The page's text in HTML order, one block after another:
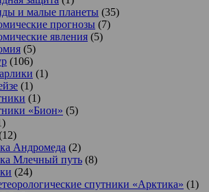
и малые планеты (35)
прогнозы (7)
явления (5)
(5)
(106)
(1)
(1)
(1)
«Бион» (5)
Андромеда (2)
Млечный путь (8)
(24)
спутники «Арктика» (1)